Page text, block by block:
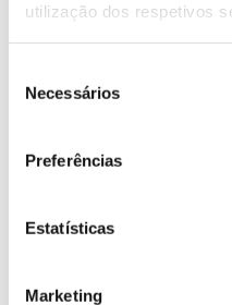
utilização dos respetivos
Necessários
Preferências
Estatísticas
Marketing
Genoma do priolo e de
02.07.2026
Registar galhas de